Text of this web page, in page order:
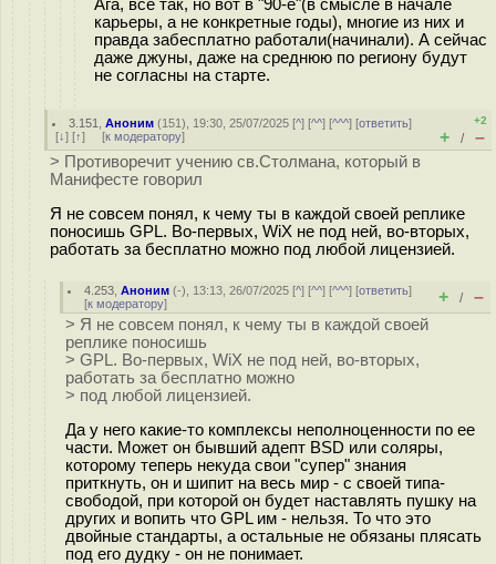
Ага, всё так, но вот в "90-е"(в смысле в начале
карьеры, а не конкретные годы), многие из них и
правда забесплатно работали(начинали). А сейчас
даже джуны, даже на среднюю по региону будут
не согласны на старте.
3.151 ,Аноним (151), 19:30, 25/07/2025 [^] [^^] [^^^] [ответить]
[↓] [↑] [к модератору]
+2
+ / –
> Противоречит учению св.Столмана, который в
Манифесте говорил
Я не совсем понял, к чему ты в каждой своей реплике
поносишь GPL. Во-первых, WiX не под ней, во-вторых,
работать за бесплатно можно под любой лицензией.
4.253 ,Аноним (-), 13:13, 26/07/2025 [^] [^^] [^^^] [ответить]
[к модератору] + / –
> Я не совсем понял, к чему ты в каждой своей
реплике поносишь
> GPL. Во-первых, WiX не под ней, во-вторых,
работать за бесплатно можно
> под любой лицензией.
Да у него какие-то комплексы неполноценности по ее
части. Может он бывший адепт BSD или соляры,
которому теперь некуда свои "супер" знания
приткнуть, он и шипит на весь мир - с своей типа-
свободой, при которой он будет наставлять пушку на
других и вопить что GPL им - нельзя. То что это
двойные стандарты, а остальные не обязаны плясать
под его дудку - он не понимает.